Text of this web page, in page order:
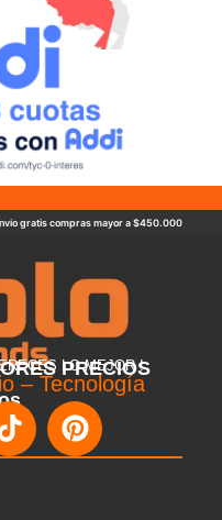
gratis compras mayor a $450.000
PRECIOS
LO MEJOR !
– Tecnología